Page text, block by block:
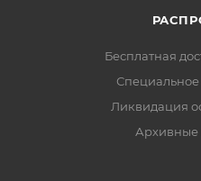
Бесплатная
Ликвидация
Архивные